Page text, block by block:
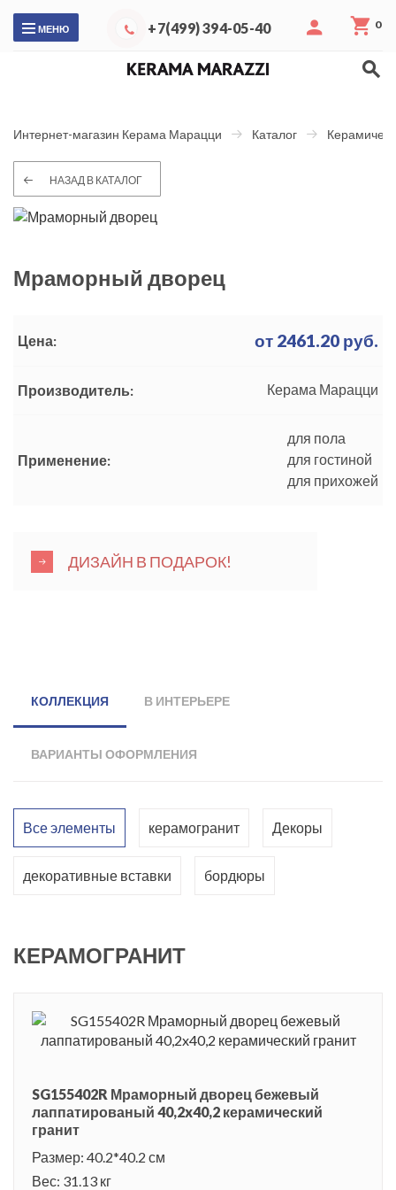
МЕНЮ +7(499) 394-05-40 0
Интернет-магазин Керама Марацци Каталог
НАЗАД В КАТАЛОГ
Мраморный дворец
Цена: от 2461.20 руб.
Производитель: Керама Марацци
Применение:
для пола
для гостиной
для прихожей
ДИЗАЙН В ПОДАРОК!
КОЛЛЕКЦИЯ В ИНТЕРЬЕРЕ
ВАРИАНТЫ ОФОРМЛЕНИЯ
Все элементы керамогранит Декоры
декоративные вставки бордюры
КЕРАМОГРАНИТ
SG155402R Мраморный дворец бежевый
лаппатированый 40,2x40,2 керамический
гранит
Размер: 40.2*40.2 см
Вес: 31.13 кг